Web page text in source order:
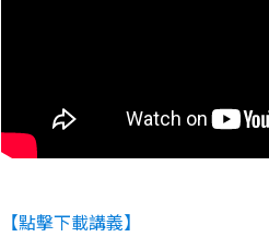
【點擊下載講義】